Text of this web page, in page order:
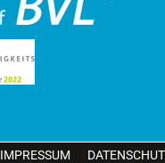
IMPRESSUM